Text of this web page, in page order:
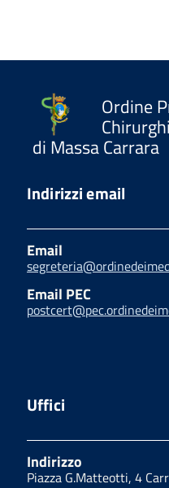
Ordine
di Massa Carrara
Indirizzi email
Email
Email PEC
Uffici
Indirizzo
Piazza G.Matteotti, 4